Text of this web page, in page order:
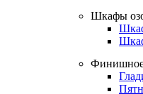
Шкафы
Финишное